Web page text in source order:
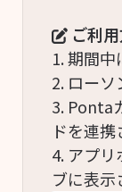
ご利
1. 期間
2. ローソ
3. Ponta
ドを連携
4. アプ
ブに表示